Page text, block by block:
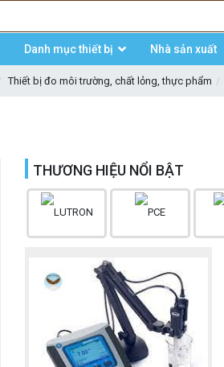
Danh mục thiết bị Nhà sản xuất
Thiết bị đo môi trường, chất lỏng, thực phẩm
THƯƠNG HIỆU NỔI BẬT